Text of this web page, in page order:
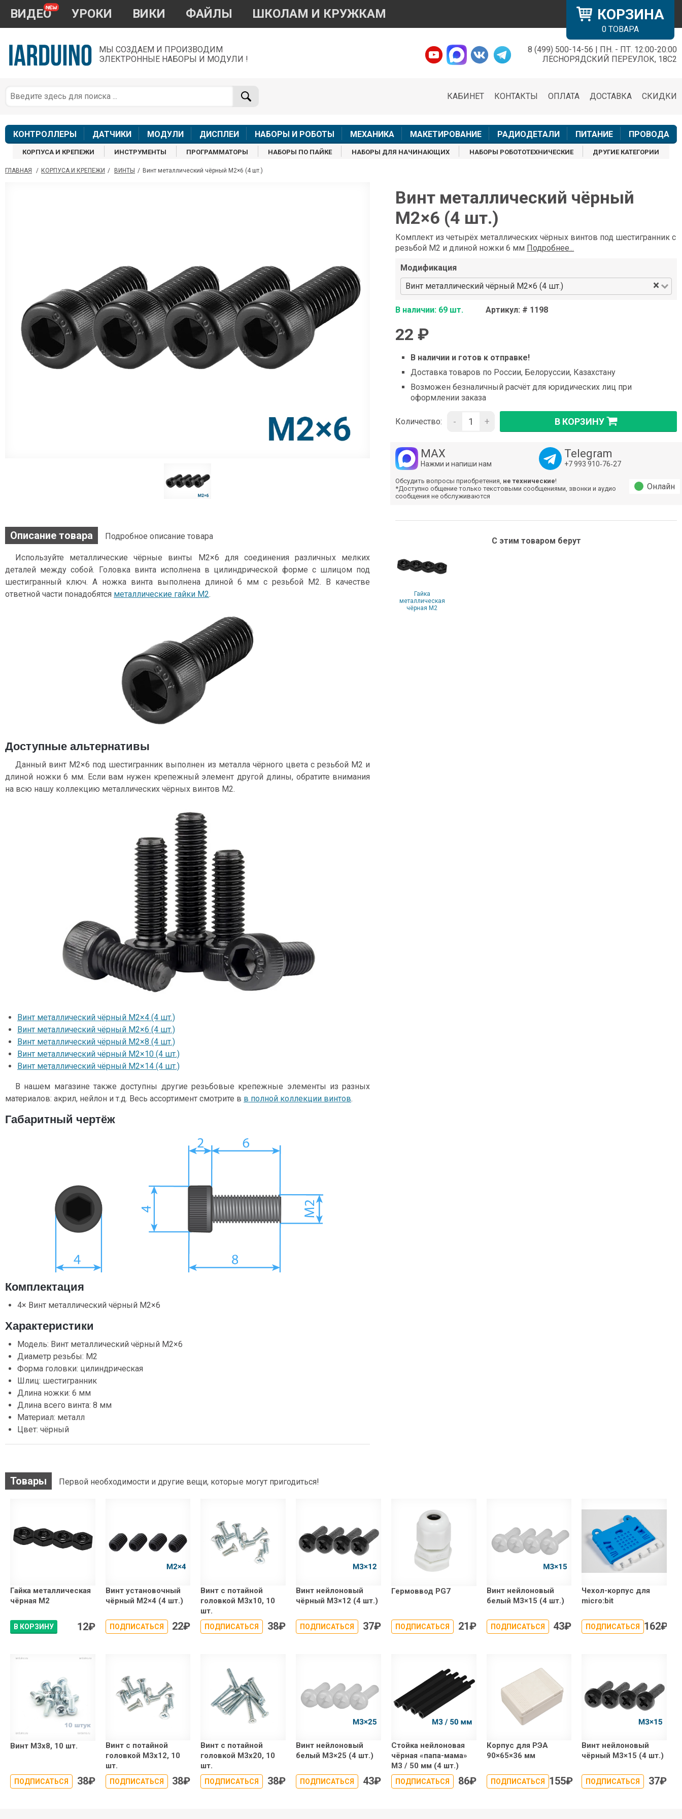
КОРЗИНА
0 ТОВАРА
ВИДЕО УРОКИ ВИКИ ФАЙЛЫ ШКОЛАМ И КРУЖКАМ
МЫ СОЗДАЕМ И ПРОИЗВОДИМ
ЭЛЕКТРОННЫЕ НАБОРЫ И МОДУЛИ !
8 (499) 500-14-56 | ПН. - ПТ. 12:00-20:00
ЛЕСНОРЯДСКИЙ ПЕРЕУЛОК, 18С2
СКИДКИ
ДОСТАВКА
ОПЛАТА
КОНТАКТЫ
КАБИНЕТ
КОНТРОЛЛЕРЫ ДАТЧИКИ МОДУЛИ ДИСПЛЕИ НАБОРЫ И РОБОТЫ МЕХАНИКА МАКЕТИРОВАНИЕ РАДИОДЕТАЛИ ПИТАНИЕ ПРОВОДА
КОРПУСА И КРЕПЕЖИ ИНСТРУМЕНТЫ ПРОГРАММАТОРЫ НАБОРЫ ПО ПАЙКЕ НАБОРЫ ДЛЯ НАЧИНАЮЩИХ НАБОРЫ РОБОТОТЕХНИЧЕСКИЕ ДРУГИЕ КАТЕГОРИИ
ГЛАВНАЯ / КОРПУСА И КРЕПЕЖИ / ВИНТЫ / Винт металлический чёрный М2×6 (4 шт.)
Винт металлический чёрный
М2×6 (4 шт.)
Комплект из четырёх металлических чёрных винтов под шестигранник с
резьбой М2 и длиной ножки 6 мм Подробнее...
Модификация
Винт металлический чёрный М2×6 (4 шт.)
×
В наличии: 69 шт. Артикул: # 1198
22 ₽
В наличии и готов к отправке!
Доставка товаров по России, Белоруссии, Казахстану
Возможен безналичный расчёт для юридических лиц при
оформлении заказа
Количество: - + В КОРЗИНУ
MAX
Нажми и напиши нам
Telegram
+7 993 910‑76‑27
Обсудить вопросы приобретения, не технические!
*Доступно общение только текстовыми сообщениями, звонки и аудио
сообщения не обслуживаются
Онлайн
С этим товаром берут
Гайка
металлическая
чёрная М2
Описание товара Подробное описание товара
Используйте металлические чёрные винты М2×6 для соединения различных мелких
деталей между собой. Головка винта исполнена в цилиндрической форме с шлицом под
шестигранный ключ. А ножка винта выполнена длиной 6 мм с резьбой М2. В качестве
ответной части понадобятся металлические гайки М2.
Доступные альтернативы
Данный винт М2×6 под шестигранник выполнен из металла чёрного цвета с резьбой М2 и
длиной ножки 6 мм. Если вам нужен крепежный элемент другой длины, обратите внимания
на всю нашу коллекцию металлических чёрных винтов М2.
Винт металлический чёрный М2×4 (4 шт.)
Винт металлический чёрный М2×6 (4 шт.)
Винт металлический чёрный М2×8 (4 шт.)
Винт металлический чёрный М2×10 (4 шт.)
Винт металлический чёрный М2×14 (4 шт.)
В нашем магазине также доступны другие резьбовые крепежные элементы из разных
материалов: акрил, нейлон и т.д. Весь ассортимент смотрите в в полной коллекции винтов.
Габаритный чертёж
Комплектация
4× Винт металлический чёрный М2×6
Характеристики
Модель: Винт металлический чёрный М2×6
Диаметр резьбы: М2
Форма головки: цилиндрическая
Шлиц: шестигранник
Длина ножки: 6 мм
Длина всего винта: 8 мм
Материал: металл
Цвет: чёрный
Товары Первой необходимости и другие вещи, которые могут пригодиться!
Гайка металлическая
чёрная М2
В КОРЗИНУ 12₽
Винт установочный
чёрный М2×4 (4 шт.)
ПОДПИСАТЬСЯ 22₽
Винт с потайной
головкой М3х10, 10
шт.
ПОДПИСАТЬСЯ 38₽
Винт нейлоновый
чёрный М3×12 (4 шт.)
ПОДПИСАТЬСЯ 37₽
Гермоввод PG7
ПОДПИСАТЬСЯ 21₽
Винт нейлоновый
белый М3×15 (4 шт.)
ПОДПИСАТЬСЯ 43₽
Чехол-корпус для
micro:bit
ПОДПИСАТЬСЯ 162₽
Винт М3х8, 10 шт.
ПОДПИСАТЬСЯ 38₽
Винт с потайной
головкой М3х12, 10
шт.
ПОДПИСАТЬСЯ 38₽
Винт с потайной
головкой М3х20, 10
шт.
ПОДПИСАТЬСЯ 38₽
Винт нейлоновый
белый М3×25 (4 шт.)
ПОДПИСАТЬСЯ 43₽
Стойка нейлоновая
чёрная «папа-мама»
М3 / 50 мм (4 шт.)
ПОДПИСАТЬСЯ 86₽
Корпус для РЭА
90×65×36 мм
ПОДПИСАТЬСЯ 155₽
Винт нейлоновый
чёрный М3×15 (4 шт.)
ПОДПИСАТЬСЯ 37₽
×
По вопросам приобретения товара
+7 968 454 17 38
звонки и аудио сообщения не обслуживаются
Менеджер
shop@iarduino.ru
Менеджер
8 (499) 500-14-56